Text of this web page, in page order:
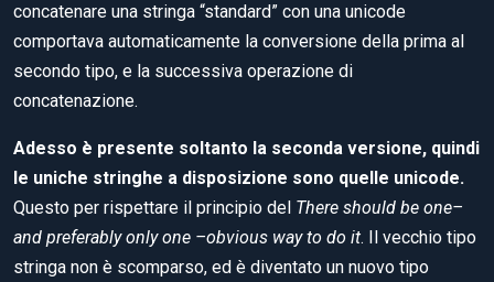
concatenare una stringa “standard” con una unicode
comportava automaticamente la conversione della prima al
secondo tipo, e la successiva operazione di
concatenazione.
Adesso è presente soltanto la seconda versione, quindi
le uniche stringhe a disposizione sono quelle unicode.
Questo per rispettare il principio del There should be one–
and preferably only one –obvious way to do it. Il vecchio tipo
stringa non è scomparso, ed è diventato un nuovo tipo